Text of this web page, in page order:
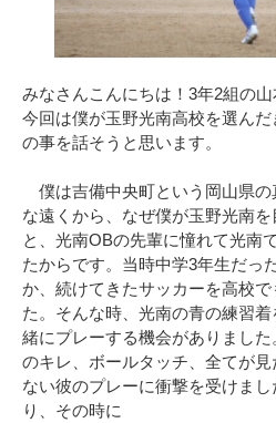
みなさんこんにちは！3年2組の山
今回は僕が玉野光南高校を選ん
の事を話そうと思います。
僕は吉備中央町という岡山県の
な遠くから、なぜ僕が玉野光南
と、光南OBの先輩に憧れて光南
たからです。当時中学3年生だっ
か、続けてきたサッカーを高校
た。そんな時、光南の青の練習
緒にプレーする機会がありまし
のキレ、ボールタッチ、全てが
ない彼のプレーに衝撃を受けま
り、その時に